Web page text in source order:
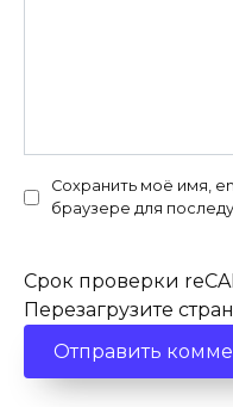
Сохранить моё имя,
браузере для
Срок проверки
Перезагрузите